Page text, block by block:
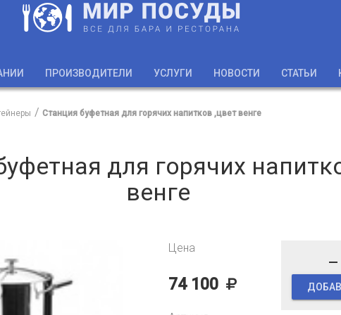
ПРОИЗВОДИТЕЛИ УСЛУГИ НОВОСТИ СТАТЬИ
Станция буфетная для горячих напитков ,цвет венге
для горячих
венге
Цена
74 100